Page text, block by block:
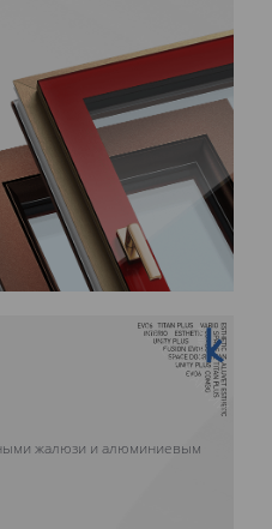
10 ЛЕТ ГАРАНТИИ
жалюзи и алюминиевым